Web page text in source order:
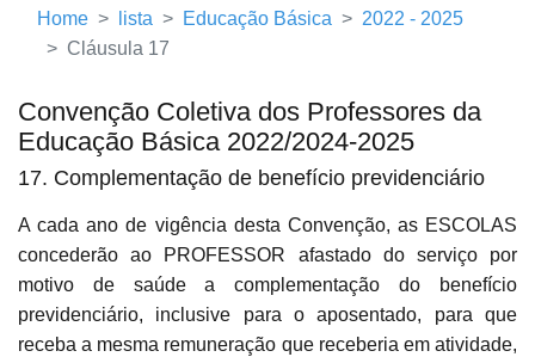
Home lista Educação Básica
2022 - 2025
Cláusula 17
Convenção Coletiva dos Professores da
Educação Básica 2022/2024-2025
17. Complementação de benefício previdenciário
A cada ano de vigência desta Convenção, as ESCOLAS
concederão ao PROFESSOR afastado do serviço por
motivo de saúde a complementação do benefício
previdenciário, inclusive para o aposentado, para que
receba a mesma remuneração que receberia em atividade,